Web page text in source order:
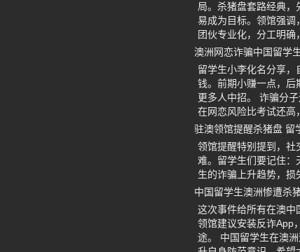
局。杀猪盘套路经典，
易成为目标。领馆强调
团伙专业化，分工明确
澳洲网恋诈骗中国留学
留学生小李化名分享，
钱。前期小赚一点，后
更多人中招。 诈骗分
在网恋风险比考试还高
驻澳领馆提醒杀猪盘 留
领馆提醒特别提到，社
难。留学生们要记住：
生的诈骗上升趋势，损
中国留学生澳洲惨遭杀
这次事件给所有在澳中
领馆建议安装反诈App
途。 中国留学生在澳